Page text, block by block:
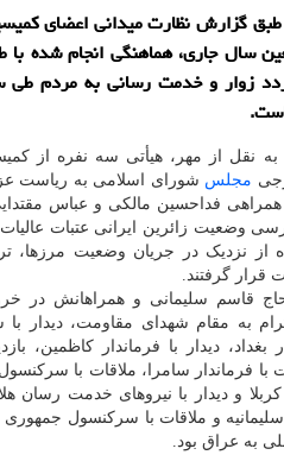
طبق گزارش نظارت میدانی اعضای
سال جاری، هماهنگی انجام شده
زوار و خدمت رسانی به مردم طی
نقل از مهر، هیأتی سه نفره از
مجلس شورای اسلامی به ریاست
فداحسین مالکی و عباس
وضعیت زائرین ایرانی عتبات
ماه از نزدیک در جریان وضعیت مرزها،
قرار گرفتند.
قاسم سلیمانی و همراهانش در
به مقام شهدای مقاومت، دیدار با
دیدار با فرماندار کاظمین،
فرماندار سامرا، ملاقات با
کربلا و دیدار با نیروهای خدمت
و ملاقات با سرکنسول جمهوری
به عراق بود.